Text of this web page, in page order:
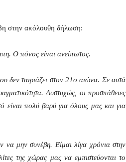
στην ακόλουθη δήλωση:
Ο πόνος είναι ανείπωτος.
δεν ταιριάζει στον 21ο αιώνα. Σε αυτά
Δυστυχώς, οι προσπάθειες
είναι πολύ βαρύ για όλους μας και για
να μην συνέβη. Είμαι λίγα χρόνια στην
της χώρας μας να εμπιστεύονται το